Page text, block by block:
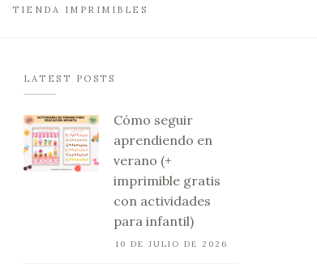
TIENDA IMPRIMIBLES
LATEST POSTS
Cómo seguir
aprendiendo en
verano (+
imprimible gratis
con actividades
para infantil)
10 DE JULIO DE 2026